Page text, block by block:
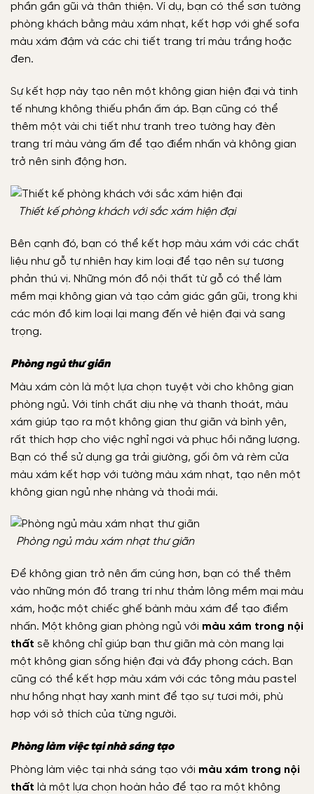
phần gần gũi và thân thiện. Ví dụ, bạn có thể sơn tường
phòng khách bằng màu xám nhạt, kết hợp với ghế sofa
màu xám đậm và các chi tiết trang trí màu trắng hoặc
đen.
Sự kết hợp này tạo nên một không gian hiện đại và tinh
tế nhưng không thiếu phần ấm áp. Bạn cũng có thể
thêm một vài chi tiết như tranh treo tường hay đèn
trang trí màu vàng ấm để tạo điểm nhấn và không gian
trở nên sinh động hơn.
Thiết kế phòng khách với sắc xám hiện đại
Bên cạnh đó, bạn có thể kết hợp màu xám với các chất
liệu như gỗ tự nhiên hay kim loại để tạo nên sự tương
phản thú vị. Những món đồ nội thất từ gỗ có thể làm
mềm mại không gian và tạo cảm giác gần gũi, trong khi
các món đồ kim loại lại mang đến vẻ hiện đại và sang
trọng.
Phòng ngủ thư giãn
Màu xám còn là một lựa chọn tuyệt vời cho không gian
phòng ngủ. Với tính chất dịu nhẹ và thanh thoát, màu
xám giúp tạo ra một không gian thư giãn và bình yên,
rất thích hợp cho việc nghỉ ngơi và phục hồi năng lượng.
Bạn có thể sử dụng ga trải giường, gối ôm và rèm cửa
màu xám kết hợp với tường màu xám nhạt, tạo nên một
không gian ngủ nhẹ nhàng và thoải mái.
Phòng ngủ màu xám nhạt thư giãn
Để không gian trở nên ấm cúng hơn, bạn có thể thêm
vào những món đồ trang trí như thảm lông mềm mại màu
xám, hoặc một chiếc ghế bành màu xám để tạo điểm
nhấn. Một không gian phòng ngủ với màu xám trong nội
thất sẽ không chỉ giúp bạn thư giãn mà còn mang lại
một không gian sống hiện đại và đầy phong cách. Bạn
cũng có thể kết hợp màu xám với các tông màu pastel
như hồng nhạt hay xanh mint để tạo sự tươi mới, phù
hợp với sở thích của từng người.
Phòng làm việc tại nhà sáng tạo
Phòng làm việc tại nhà sáng tạo với màu xám trong nội
thất là một lựa chọn hoàn hảo để tạo ra một không